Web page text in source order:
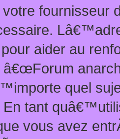
fournisseur
aider au
quel
tant
vous avez